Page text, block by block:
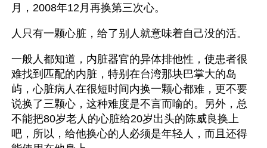
月，2008年12月再换第三次心。
人只有一颗心脏，给了别人就意味着自己没的活。
一般人都知道，内脏器官的异体排他性，使患者很
难找到匹配的内脏，特别在台湾那块巴掌大的岛
屿，心脏病人在很短时间内换一颗心都难，更不要
说换了三颗心，这种难度是不言而喻的。另外，总
不能把80岁老人的心脏给20岁出头的陈威良换上
吧，所以，给他换心的人必须是年轻人，而且还得